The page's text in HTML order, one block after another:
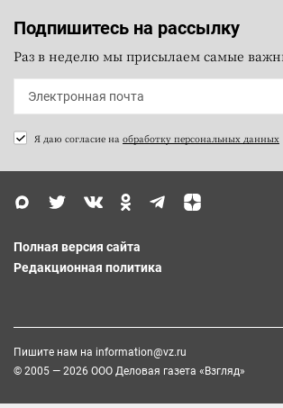
Подпишитесь на рассылку
Раз в неделю мы присылаем самые
Я даю согласие на обработку персональных данных
Полная версия сайта
Редакционная политика
Пишите нам на information@vz.ru
© 2005 — 2026 ООО Деловая газета «Взгляд»